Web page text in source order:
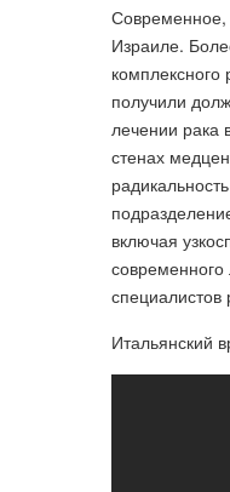
Современное,
Израиле.
получили
лечении рака
стенах
включая
современного
Итальянский